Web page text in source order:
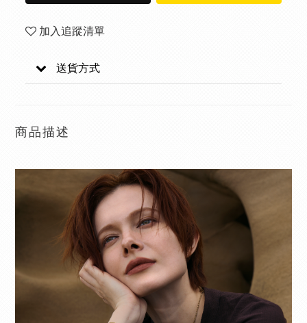
加入追蹤清單
送貨方式
商品描述